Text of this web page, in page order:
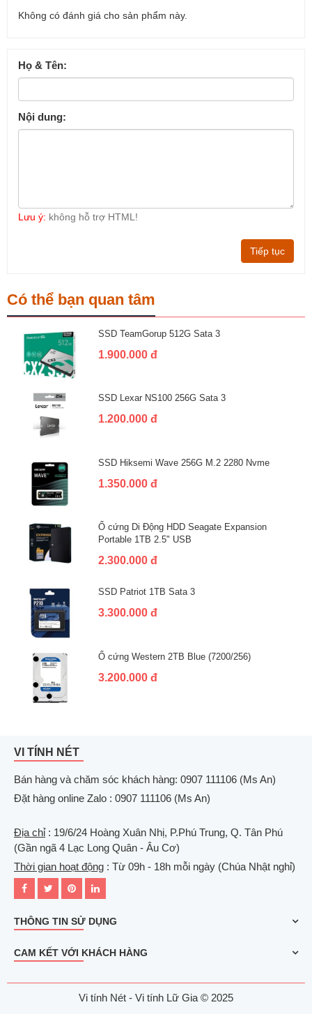
Không có đánh giá cho sản phẩm này.
Họ & Tên:
Nội dung:
Lưu ý: không hỗ trợ HTML!
Tiếp tục
Có thể bạn quan tâm
SSD TeamGorup 512G Sata 3
1.900.000 đ
SSD Lexar NS100 256G Sata 3
1.200.000 đ
SSD Hiksemi Wave 256G M.2 2280 Nvme
1.350.000 đ
Ổ cứng Di Động HDD Seagate Expansion
Portable 1TB 2.5" USB
2.300.000 đ
SSD Patriot 1TB Sata 3
3.300.000 đ
Ổ cứng Western 2TB Blue (7200/256)
3.200.000 đ
VI TÍNH NÉT
Bán hàng và chăm sóc khách hàng: 0907 111106 (Ms An)
Đặt hàng online Zalo : 0907 111106 (Ms An)
Địa chỉ: 19/6/24 Hoàng Xuân Nhị, P.Phú Trung, Q. Tân Phú
(Gần ngã 4 Lạc Long Quân - Âu Cơ)
Thời gian hoạt động : Từ 09h - 18h mỗi ngày (Chúa Nhật nghỉ)
THÔNG TIN SỬ DỤNG
CAM KẾT VỚI KHÁCH HÀNG
Vi tính Nét - Vi tính Lữ Gia © 2025